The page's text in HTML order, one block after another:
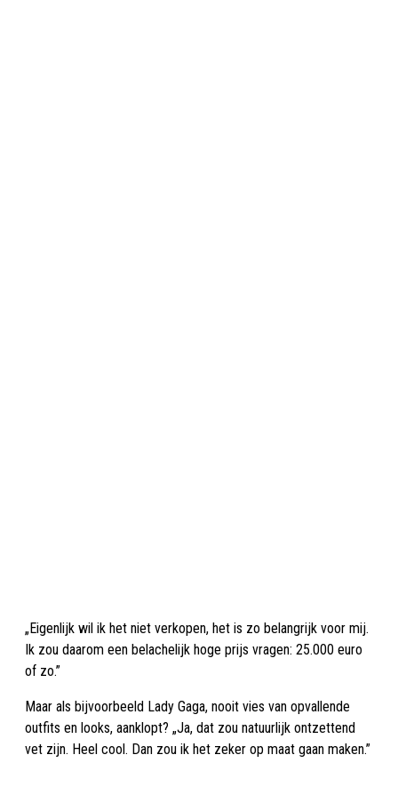
„Eigenlijk wil ik het niet verkopen, het is zo belangrijk voor mij.
Ik zou daarom een belachelijk hoge prijs vragen: 25.000 euro
of zo.”
Maar als bijvoorbeeld Lady Gaga, nooit vies van opvallende
outfits en looks, aanklopt? „Ja, dat zou natuurlijk ontzettend
vet zijn. Heel cool. Dan zou ik het zeker op maat gaan maken.”